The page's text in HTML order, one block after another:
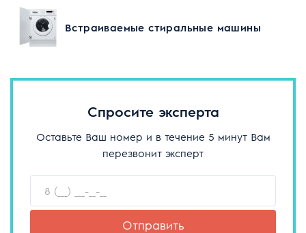
Встраиваемые стиральные машины
Спросите эксперта
Оставьте Ваш номер и в течение 5 минут Вам
перезвонит эксперт
Отправить